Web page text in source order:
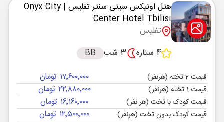
هتل اونیکس سیتی سنتر تفلیس | Onyx City
Center Hotel Tbilisi
تفلیس
4 ستاره
3 شب BB
قیمت 2 تخته (هرنفر) ۱۷٬۶۰۰٬۰۰۰ تومان
قیمت 1 تخته (هرنفر) ۲۲٬۸۸۰٬۰۰۰ تومان
قیمت کودک با تخت (هر نفر) ۱۶٬۱۶۰٬۰۰۰ تومان
قیمت کودک بدون تخت (هرنفر) ۱۲٬۵۰۰٬۰۰۰ تومان